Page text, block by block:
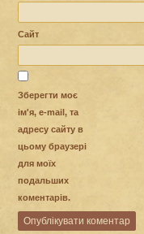
Сайт
Зберегти моє
ім'я, e-mail, та
адресу сайту в
цьому браузері
для моїх
подальших
коментарів.